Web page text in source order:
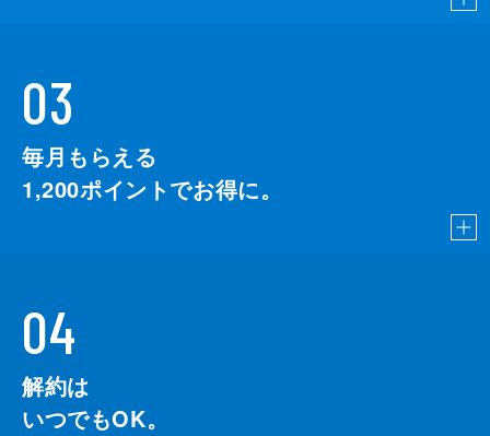
03
毎月もらえる
1,200ポイントでお得に。
04
解約は
いつでもOK。